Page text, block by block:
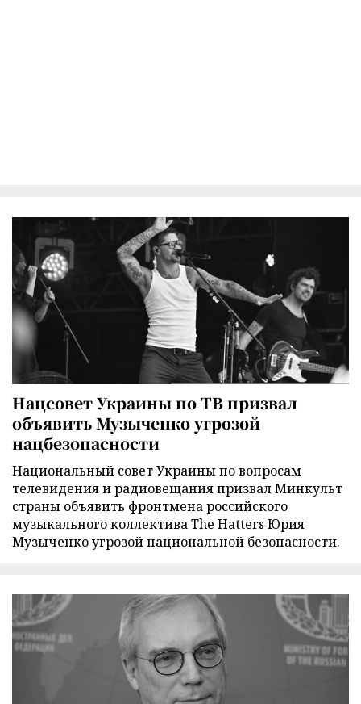
Нацсовет Украины по ТВ призвал
объявить Музыченко угрозой
нацбезопасности
Национальный совет Украины по вопросам
телевидения и радиовещания призвал Минкульт
страны объявить фронтмена российского
музыкального коллектива The Hatters Юрия
Музыченко угрозой национальной безопасности.